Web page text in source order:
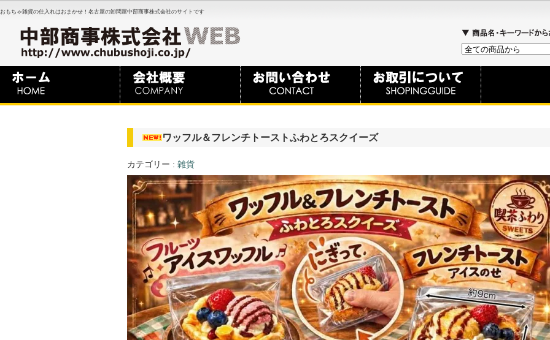
おもちゃ雑貨の仕入れはおまかせ！名古屋の卸問屋中部商事株式会社のサイトです
ワッフル＆フレンチトーストふわとろスクイーズ
カテゴリー : 雑貨